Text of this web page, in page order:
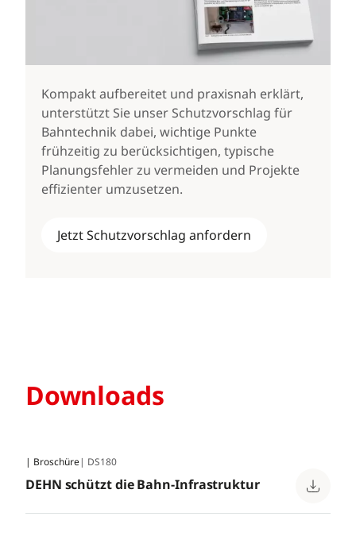
Kompakt aufbereitet und praxisnah erklärt,
unterstützt Sie unser Schutzvorschlag für
Bahntechnik dabei, wichtige Punkte
frühzeitig zu berücksichtigen, typische
Planungsfehler zu vermeiden und Projekte
effizienter umzusetzen.
Jetzt Schutzvorschlag anfordern
Downloads
| Broschüre| DS180
DEHN schützt die Bahn-Infrastruktur